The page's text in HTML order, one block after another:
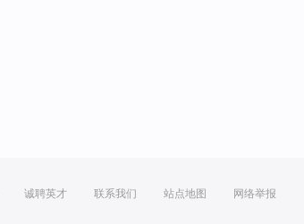
诚聘英才 联系我们 站点地图 网络举报